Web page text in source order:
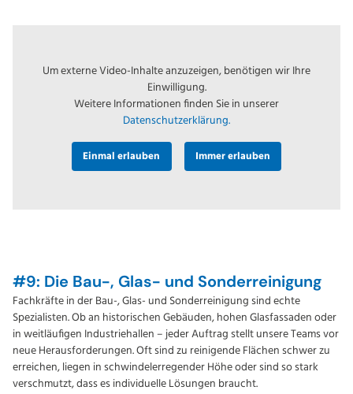
Um externe Video-Inhalte anzuzeigen, benötigen wir Ihre
Einwilligung.
Weitere Informationen finden Sie in unserer
Datenschutzerklärung.
Einmal erlauben Immer erlauben
#9: Die Bau-, Glas- und Sonderreinigung
Fachkräfte in der Bau-, Glas- und Sonderreinigung sind echte
Spezialisten. Ob an historischen Gebäuden, hohen Glasfassaden oder
in weitläufigen Industriehallen – jeder Auftrag stellt unsere Teams vor
neue Herausforderungen. Oft sind zu reinigende Flächen schwer zu
erreichen, liegen in schwindelerregender Höhe oder sind so stark
verschmutzt, dass es individuelle Lösungen braucht.